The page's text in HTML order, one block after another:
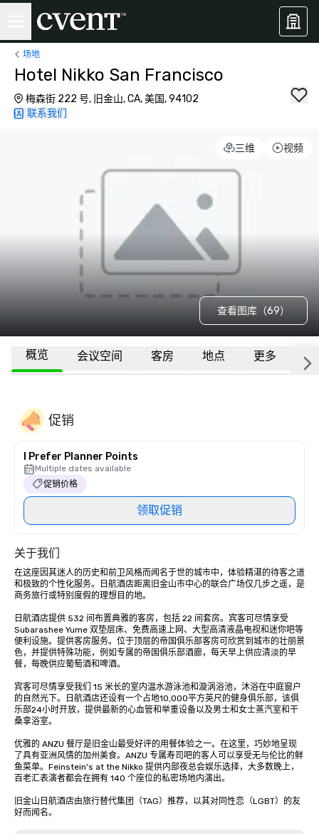
场地
Hotel Nikko San Francisco
梅森街 222 号, 旧金山, CA, 美国, 94102
联系我们
三维 视频
查看图库（69）
概览 会议空间 客房 地点 更多 常
促销
I Prefer Planner Points
Multiple dates available
促销价格
领取促销
关于我们
在这座因其迷人的历史和前卫风格而闻名于世的城市中，体验精湛的待客之道
和极致的个性化服务。日航酒店距离旧金山市中心的联合广场仅几步之遥，是
商务旅行或特别度假的理想目的地。
日航酒店提供 532 间布置典雅的客房，包括 22 间套房。宾客可尽情享受
Subarashee Yume 双垫层床、免费高速上网、大型高清液晶电视和迷你吧等
便利设施。提供客房服务。位于顶层的帝国俱乐部客房可欣赏到城市的壮丽景
色，并提供特殊功能，例如专属的帝国俱乐部酒廊，每天早上供应清淡的早
餐，每晚供应葡萄酒和啤酒。
宾客可尽情享受我们 15 米长的室内温水游泳池和漩涡浴池，沐浴在中庭窗户
的自然光下。日航酒店还设有一个占地10,000平方英尺的健身俱乐部，该俱
乐部24小时开放，提供最新的心血管和举重设备以及男士和女士蒸汽室和干
桑拿浴室。
优雅的 ANZU 餐厅是旧金山最受好评的用餐体验之一。在这里，巧妙地呈现
了具有亚洲风情的加州美食。ANZU 专属寿司吧的客人可以享受无与伦比的鲜
鱼菜单。Feinstein's at the Nikko 提供内部夜总会娱乐选择，大多数晚上，
百老汇表演者都会在拥有 140 个座位的私密场地内演出。
旧金山日航酒店由旅行替代集团（TAG）推荐，以其对同性恋（LGBT）的友
好而闻名。